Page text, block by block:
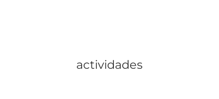
actividades